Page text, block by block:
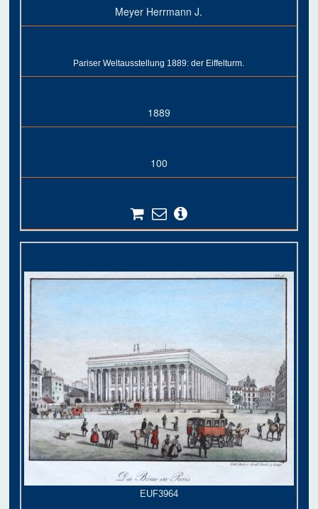
Meyer Herrmann J.
Pariser Weltausstellung 1889: der Eiffelturm.
1889
100
EUF3964